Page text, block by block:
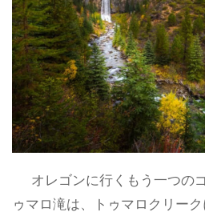
オレゴンに行くもう一つの
ゥマロ滝は、トゥマロクリー